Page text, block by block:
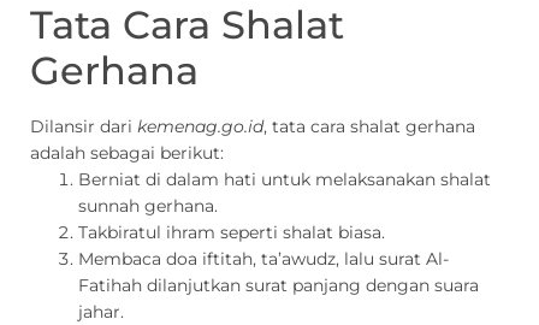
Tata Cara Shalat
Gerhana
Dilansir dari kemenag.go.id, tata cara shalat gerhana
adalah sebagai berikut:
Berniat di dalam hati untuk melaksanakan shalat
sunnah gerhana.
Takbiratul ihram seperti shalat biasa.
Membaca doa iftitah, ta’awudz, lalu surat Al-
Fatihah dilanjutkan surat panjang dengan suara
jahar.